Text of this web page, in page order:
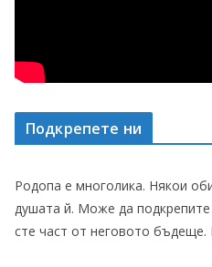
Подкрепете ни
Родопа е многолика. Някои
душата й. Може да
сте част от неговото бъдеще.